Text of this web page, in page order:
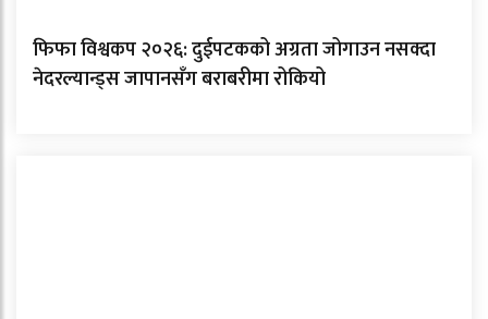
फिफा विश्वकप २०२६: दुईपटकको अग्रता जोगाउन नसक्दा
नेदरल्यान्ड्स जापानसँग बराबरीमा रोकियो